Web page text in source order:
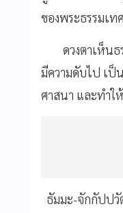
ของพระธรรมเ
ดวงตาเห็นธร
มีความดับไป เป็
ศาสนา และทำใ
ธัมมะ-จักกัปปวั